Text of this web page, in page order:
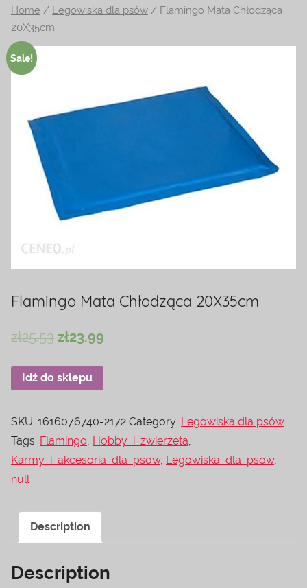
na
temat
terrarystyki
i
Home / Legowiska dla psów / Flamingo Mata Chłodząca
20X35cm
Sale!
Flamingo Mata Chłodząca 20X35cm
zł25.53 zł23.99
Idź do sklepu
SKU: 1616076740-2172 Category: Legowiska dla psów
Tags: Flamingo, Hobby_i_zwierzeta,
Karmy_i_akcesoria_dla_psow, Legowiska_dla_psow,
null
Description
Description